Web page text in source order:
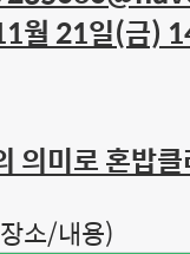
월 21일(금)
의미로 혼밥
소/내용)